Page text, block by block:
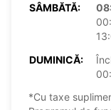
SÂMBĂTĂ:
DUMINICĂ:
*Cu taxe